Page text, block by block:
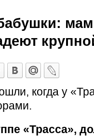
когда у
«Трасса»,